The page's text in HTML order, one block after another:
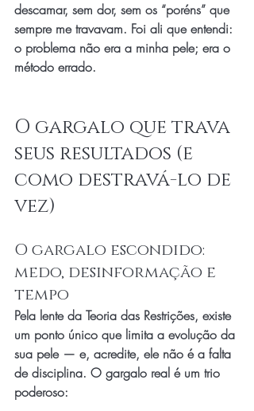
descamar, sem dor, sem os “poréns” que
sempre me travavam. Foi ali que entendi:
o problema não era a minha pele; era o
método errado.
O gargalo que trava
seus resultados (e
como destravá-lo de
vez)
O gargalo escondido:
medo, desinformação e
tempo
Pela lente da Teoria das Restrições, existe
um ponto único que limita a evolução da
sua pele — e, acredite, ele não é a falta
de disciplina. O gargalo real é um trio
poderoso: